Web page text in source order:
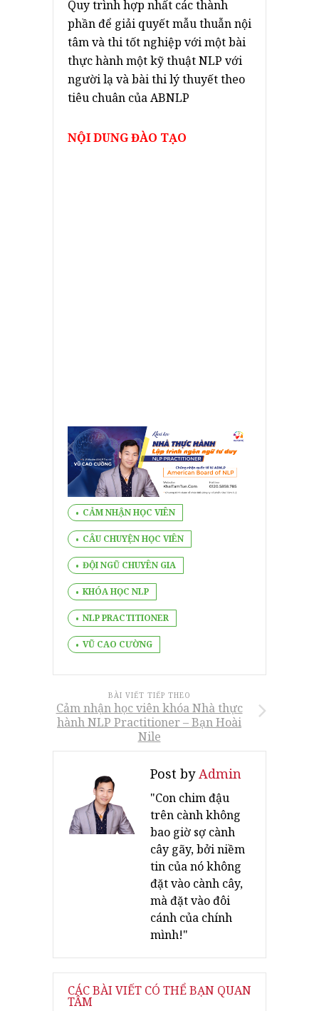
Quy trình hợp nhất các thành
phần để giải quyết mẫu thuẫn nội
tâm và thi tốt nghiệp với một bài
thực hành một kỹ thuật NLP với
người lạ và bài thi lý thuyết theo
tiêu chuân của ABNLP
NỘI DUNG ĐÀO TẠO
CẢM NHẬN HỌC VIÊN
CÂU CHUYỆN HỌC VIÊN
ĐỘI NGŨ CHUYÊN GIA
KHÓA HỌC NLP
NLP PRACTITIONER
VŨ CAO CƯỜNG
BÀI VIẾT TIẾP THEO
Cảm nhận học viên khóa Nhà thực
hành NLP Practitioner – Bạn Hoài
Nile
Post byAdmin
"Con chim đậu
trên cành không
bao giờ sợ cành
cây gãy, bởi niềm
tin của nó không
đặt vào cành cây,
mà đặt vào đôi
cánh của chính
mình!"
CÁC BÀI VIẾT CÓ THỂ BẠN QUAN
TÂM